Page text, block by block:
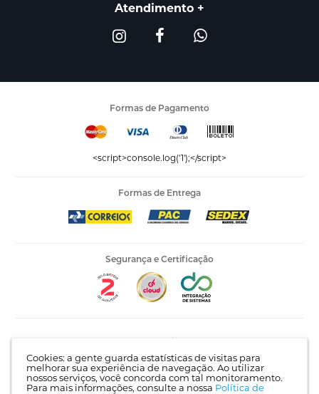
Cookies: a gente guarda estatísticas de visitas para
melhorar sua experiência de navegação. Ao utilizar
nossos serviços, você concorda com tal monitoramento.
Para mais informações, consulte a nossa Política de
Atendimento
Formas de Pagamento
<script>console.log('1');</script>
Formas de Entrega
Segurança e Certificação
Editora Vida LTDA - 53.535.423/0005-04 | AV Recife, 841 -
Guarulhos - SP | CEP 07215-030 |Mapa do site